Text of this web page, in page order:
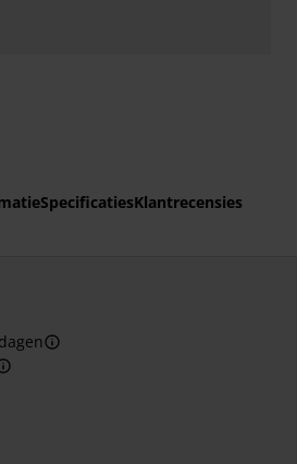
SpecificatiesKlantrecensies